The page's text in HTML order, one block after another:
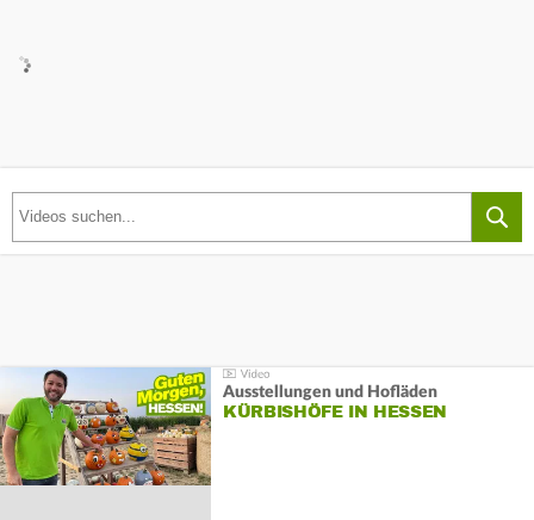
Ausstellungen und Hofläden
KÜRBISHÖFE IN HESSEN